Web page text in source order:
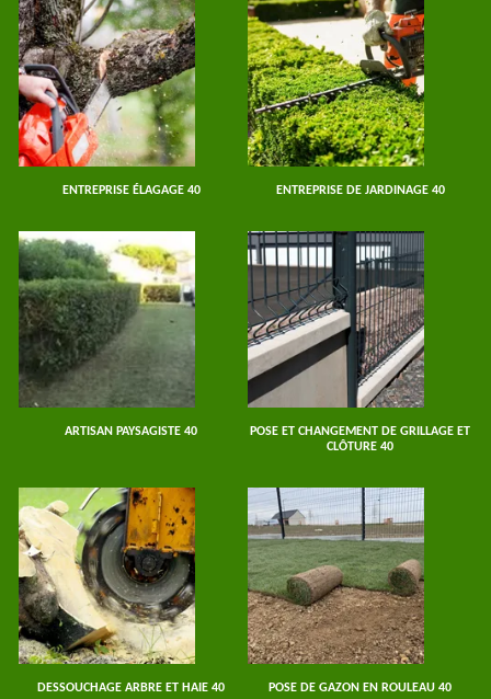
ENTREPRISE ÉLAGAGE 40 ENTREPRISE DE JARDINAGE 40
ARTISAN PAYSAGISTE 40
POSE ET CHANGEMENT DE GRILLAGE ET
CLÔTURE 40
DESSOUCHAGE ARBRE ET HAIE 40 POSE DE GAZON EN ROULEAU 40